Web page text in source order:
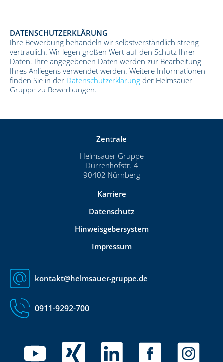
DATENSCHUTZERKLÄRUNG
Ihre Bewerbung behandeln wir selbstverständlich streng
vertraulich. Wir legen großen Wert auf den Schutz Ihrer
Daten. Ihre angegebenen Daten werden zur Bearbeitung
Ihres Anliegens verwendet werden. Weitere Informationen
finden Sie in der Datenschutzerklärung der Helmsauer-
Gruppe zu Bewerbungen.
Zentrale
Helmsauer Gruppe
Dürrenhofstr. 4
90402 Nürnberg
Karriere
Datenschutz
Hinweisgebersystem
Impressum
kontakt@helmsauer-gruppe.de
0911-9292-700